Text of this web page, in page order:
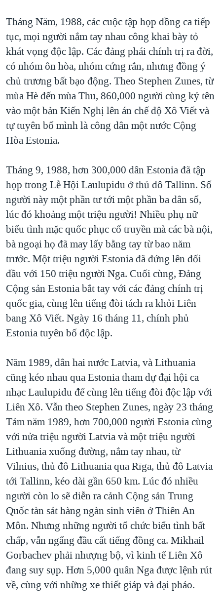
Tháng Năm, 1988, các cuộc tập họp đồng ca tiếp
tục, mọi người nắm tay nhau công khai bày tỏ
khát vọng độc lập. Các đảng phái chính trị ra đời,
có nhóm ôn hòa, nhóm cứng rắn, nhưng đồng ý
chủ trương bất bạo động. Theo Stephen Zunes, từ
mùa Hè đến mùa Thu, 860,000 người cùng ký tên
vào một bản Kiến Nghị lên án chế độ Xô Viết và
tự tuyên bố mình là công dân một nước Cộng
Hòa Estonia.
Tháng 9, 1988, hơn 300,000 dân Estonia đã tập
họp trong Lễ Hội Laulupidu ở thủ đô Tallinn. Số
người này một phần tư tới một phần ba dân số,
lúc đó khoảng một triệu người! Nhiều phụ nữ
biểu tình mặc quốc phục cổ truyền mà các bà nội,
bà ngoại họ đã may lấy bằng tay từ bao năm
trước. Một triệu người Estonia đã đứng lên đối
đầu với 150 triệu người Nga. Cuối cùng, Đảng
Cộng sản Estonia bắt tay với các đảng chính trị
quốc gia, cùng lên tiếng đòi tách ra khỏi Liên
bang Xô Viết. Ngày 16 tháng 11, chính phủ
Estonia tuyên bố độc lập.
Năm 1989, dân hai nước Latvia, và Lithuania
cũng kéo nhau qua Estonia tham dự đại hội ca
nhạc Laulupidu để cùng lên tiếng đòi độc lập với
Liên Xô. Vẫn theo Stephen Zunes, ngày 23 tháng
Tám năm 1989, hơn 700,000 người Estonia cùng
với nửa triệu người Latvia và một triệu người
Lithuania xuống đường, nắm tay nhau, từ
Vilnius, thủ đô Lithuania qua Rīga, thủ đô Latvia
tới Tallinn, kéo dài gần 650 km. Lúc đó nhiều
người còn lo sẽ diễn ra cảnh Cộng sản Trung
Quốc tàn sát hàng ngàn sinh viên ở Thiên An
Môn. Nhưng những người tổ chức biểu tình bất
chấp, vẫn ngẩng đầu cất tiếng đồng ca. Mikhail
Gorbachev phải nhượng bộ, vì kinh tế Liên Xô
đang suy sụp. Hơn 5,000 quân Nga được lệnh rút
về, cùng với những xe thiết giáp và đại pháo.